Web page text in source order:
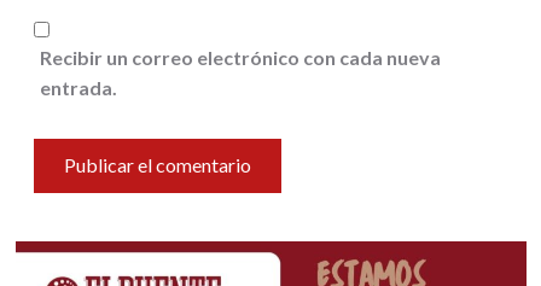
Recibir un correo electrónico con cada nueva
entrada.